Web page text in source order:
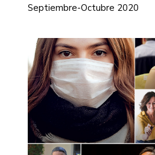
Septiembre-Octubre 2020